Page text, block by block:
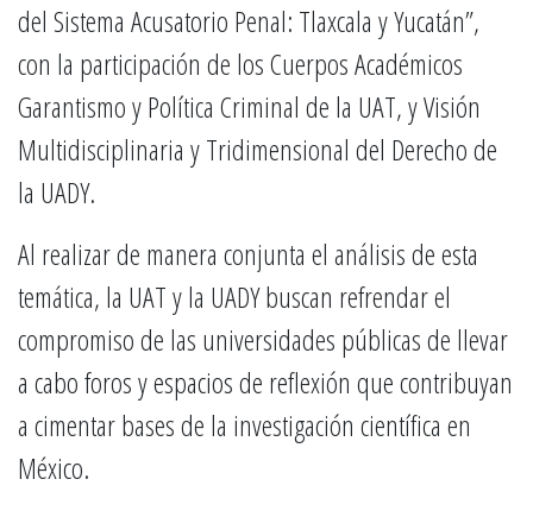
del Sistema Acusatorio Penal: Tlaxcala y Yucatán”,
con la participación de los Cuerpos Académicos
Garantismo y Política Criminal de la UAT, y Visión
Multidisciplinaria y Tridimensional del Derecho de
la UADY.
Al realizar de manera conjunta el análisis de esta
temática, la UAT y la UADY buscan refrendar el
compromiso de las universidades públicas de llevar
a cabo foros y espacios de reflexión que contribuyan
a cimentar bases de la investigación científica en
México.